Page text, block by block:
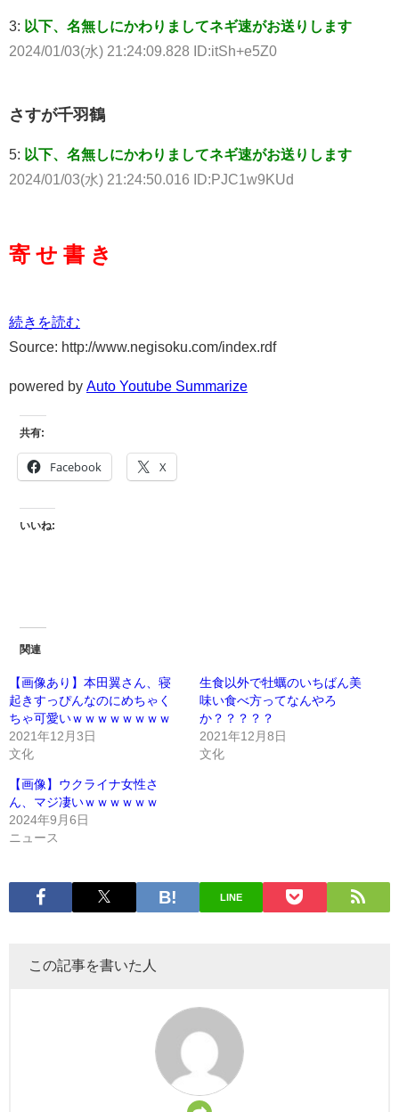
3: 以下、名無しにかわりましてネギ速がお送りします
2024/01/03(水) 21:24:09.828 ID:itSh+e5Z0
さすが千羽鶴
5: 以下、名無しにかわりましてネギ速がお送りします
2024/01/03(水) 21:24:50.016 ID:PJC1w9KUd
寄 せ 書 き
続きを読む
Source: http://www.negisoku.com/index.rdf
powered by Auto Youtube Summarize
共有:
Facebook X
いいね:
関連
【画像あり】本田翼さん、寝
起きすっぴんなのにめちゃく
ちゃ可愛いｗｗｗｗｗｗｗｗ
2021年12月3日
文化
生食以外で牡蠣のいちばん美
味い食べ方ってなんやろ
か？？？？？
2021年12月8日
文化
【画像】ウクライナ女性さ
ん、マジ凄いｗｗｗｗｗｗ
2024年9月6日
ニュース
LINE
この記事を書いた人